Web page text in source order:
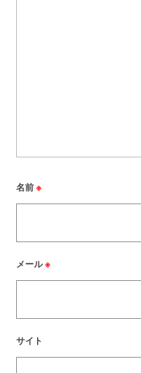
名前 ※
メール※
サイト